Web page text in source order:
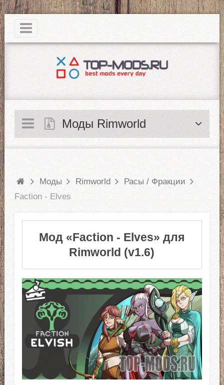
|
Моды Rimworld
Моды Rimworld
Расы / Фракции
Faction - Elves
Мод «Faction - Elves» для
Rimworld (v1.6)